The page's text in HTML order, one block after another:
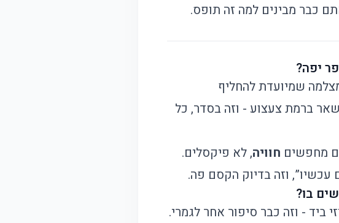
כבר מבינים למה זה תופס.
שמיועדת להחליף
ברמת צעצוע - וזה בסדר, כל
חוויה, לא פיקסלים.
וזה בדיוק הקסם פה.
בו?
- וזה כבר סיפור אחר לגמרי.